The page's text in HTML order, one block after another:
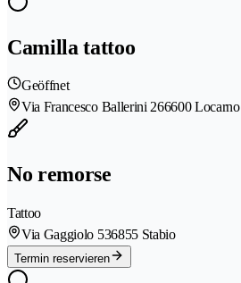
Camilla tattoo
Geöffnet
Via Francesco Ballerini 266600 Locarno
No remorse
Tattoo
Via Gaggiolo 536855 Stabio
Termin reservieren